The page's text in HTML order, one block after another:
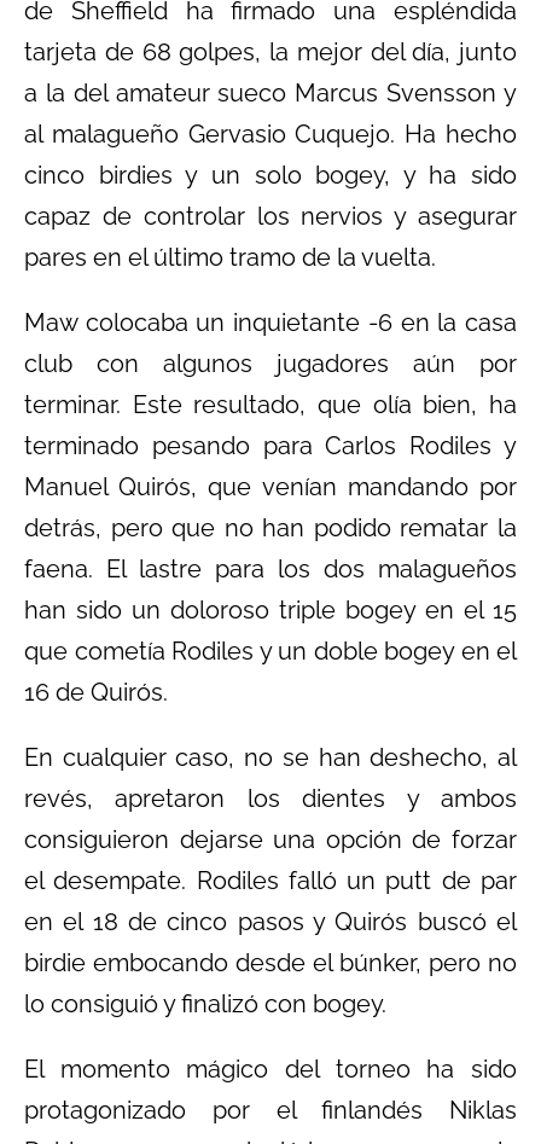
de Sheffield ha firmado una espléndida
tarjeta de 68 golpes, la mejor del día, junto
a la del amateur sueco Marcus Svensson y
al malagueño Gervasio Cuquejo. Ha hecho
cinco birdies y un solo bogey, y ha sido
capaz de controlar los nervios y asegurar
pares en el último tramo de la vuelta.
Maw colocaba un inquietante -6 en la casa
club con algunos jugadores aún por
terminar. Este resultado, que olía bien, ha
terminado pesando para Carlos Rodiles y
Manuel Quirós, que venían mandando por
detrás, pero que no han podido rematar la
faena. El lastre para los dos malagueños
han sido un doloroso triple bogey en el 15
que cometía Rodiles y un doble bogey en el
16 de Quirós.
En cualquier caso, no se han deshecho, al
revés, apretaron los dientes y ambos
consiguieron dejarse una opción de forzar
el desempate. Rodiles falló un putt de par
en el 18 de cinco pasos y Quirós buscó el
birdie embocando desde el búnker, pero no
lo consiguió y finalizó con bogey.
El momento mágico del torneo ha sido
protagonizado por el finlandés Niklas